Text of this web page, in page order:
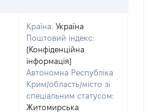
Країна: Україна
Поштовий індекс:
[Конфіденційна
інформація]
Автономна Республіка
Крим/область/місто зі
спеціальним статусом:
Житомирська